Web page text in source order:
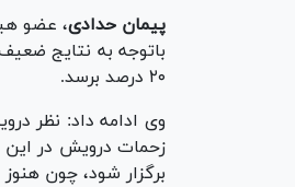
پیمان حدادی، عضو
۲۰ درصد برسد.
وی ادامه داد: نظر
زحمات درویش در این
برگزار شود، چون